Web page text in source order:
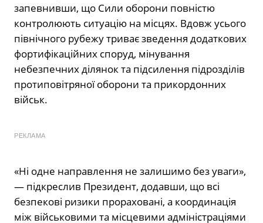
запевнивши, що Сили оборони повністю
контролюють ситуацію на місцях. Вдовж усього
північного рубежу триває зведення додаткових
фортифікаційних споруд, мінування
небезпечних ділянок та підсилення підрозділів
протиповітряної оборони та прикордонних
військ.
РЕКЛАМА
«Ні одне направлення не залишимо без уваги»,
— підкреслив Президент, додавши, що всі
безпекові ризики прораховані, а координація
між військовими та місцевими адміністраціями